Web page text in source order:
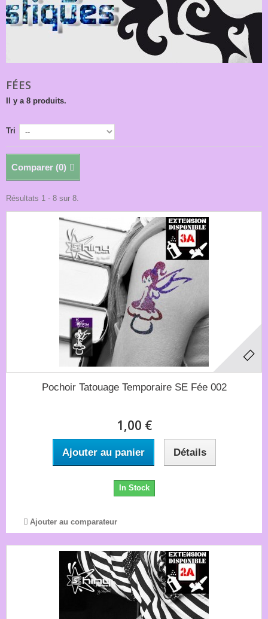
FÉES
Il y a 8 produits.
Tri
Comparer (0)
Résultats 1 - 8 sur 8.
Pochoir Tatouage Temporaire SE Fée 002
1,00 €
Ajouter au panier Détails
In Stock
Ajouter au comparateur